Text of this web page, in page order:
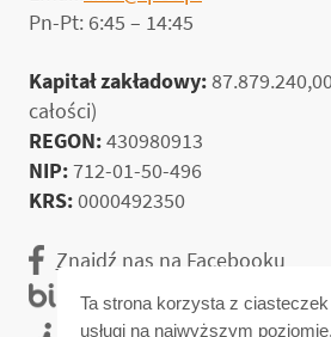
Ta strona korzysta z
usługi na najwyższym
Pn-Pt: 6:45 – 14:45
Kapitał zakładowy:
całości)
REGON:430980913
NIP:712-01-50-496
KRS:0000492350
Znajdź nas na Facebooku
Biuletyn informacji